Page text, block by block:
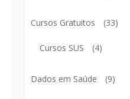
Cursos Gratuitos (33)
Cursos SUS (4)
Dados em Saúde (9)